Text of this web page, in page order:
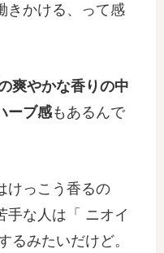
きかける、って感
爽やかな香りの中
ーブ感もあるんで
けっこう香るの
手な人は「 ニオイ
るみたいだけど。